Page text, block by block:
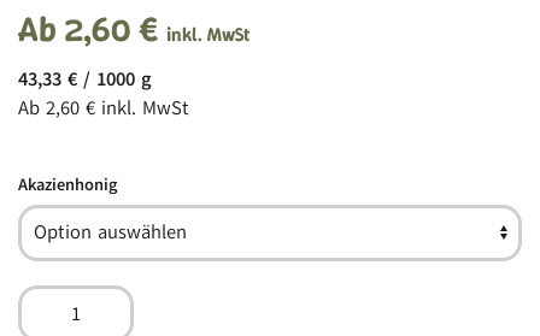
Ab 2,60€ inkl. MwSt
43,33 € / 1000 g
Ab 2,60 € inkl. MwSt
Akazienhonig
Akazienhonig,
Robinienhonig